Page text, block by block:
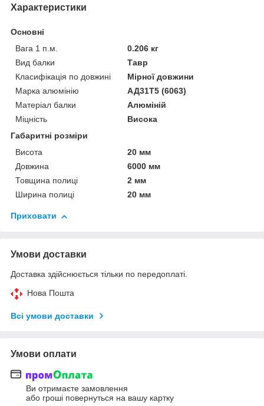
Характеристики
Основні
Вага 1 п.м.
0.206 кг
Вид балки
Тавр
Класифікація по довжині
Мірної довжини
Марка алюмінію
АД31Т5 (6063)
Матеріал балки
Алюміній
Міцність
Висока
Габаритні розміри
Висота
20 мм
Довжина
6000 мм
Товщина полиці
2 мм
Ширина полиці
20 мм
Приховати
Умови доставки
Доставка здійснюється тільки по передоплаті.
Нова Пошта
Всі умови доставки
Умови оплати
Ви отримаєте замовлення
або гроші повернуться на вашу картку